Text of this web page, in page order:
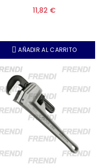
11,82 €
AÑADIR AL CARRITO